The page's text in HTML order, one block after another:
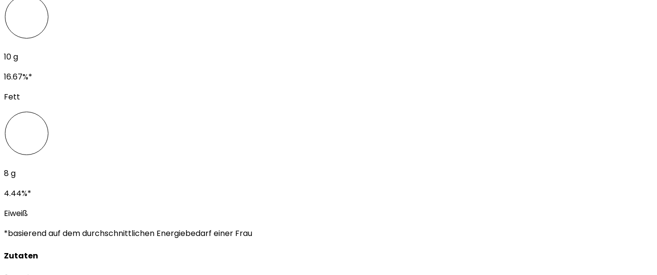
10g
16.67%*
Fett
8g
4.44%*
Eiweiß
*basierend auf dem durchschnittlichen Energiebedarf einer Frau
Zutaten